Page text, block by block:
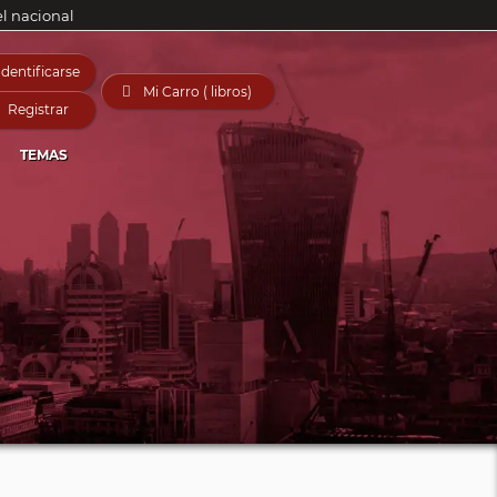
nacional
Registrar
 Mi Carro ( libros)
TEMAS